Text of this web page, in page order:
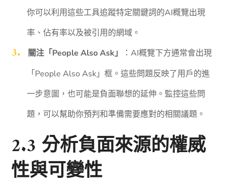
你可以利用這些工具追蹤特定關鍵詞的AI概覽出現
率、佔有率以及被引用的網域。
關注「People Also Ask」
：AI概覽下方通常會出現
「People Also Ask」框。這些問題反映了用戶的進
一步意圖，也可能是負面聯想的延伸。監控這些問
題，可以幫助你預判和準備需要應對的相關議題。
2.3 分析負面來源的權威
性與可變性